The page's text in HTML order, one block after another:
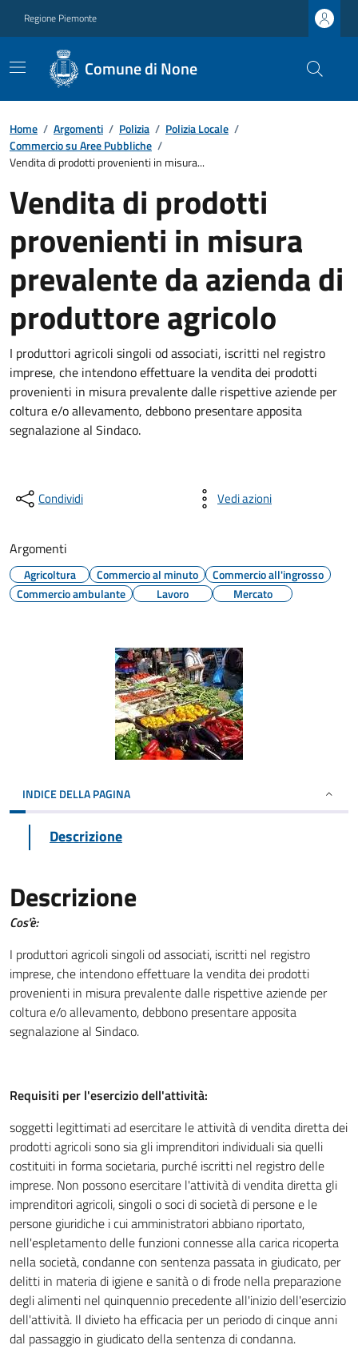
Regione Piemonte
Comune di None
Home / Argomenti / Polizia / Polizia Locale /
Commercio su Aree Pubbliche /
Vendita di prodotti provenienti in misura...
Vendita di prodotti
provenienti in misura
prevalente da azienda di
produttore agricolo
I produttori agricoli singoli od associati, iscritti nel registro
imprese, che intendono effettuare la vendita dei prodotti
provenienti in misura prevalente dalle rispettive aziende per
coltura e/o allevamento, debbono presentare apposita
segnalazione al Sindaco.
Condividi Vedi azioni
Argomenti
Agricoltura Commercio al minuto
Commercio all'ingrosso
Commercio ambulante
Lavoro Mercato
INDICE DELLA PAGINA
Descrizione
Descrizione
Cos'è:
I produttori agricoli singoli od associati, iscritti nel registro
imprese, che intendono effettuare la vendita dei prodotti
provenienti in misura prevalente dalle rispettive aziende per
coltura e/o allevamento, debbono presentare apposita
segnalazione al Sindaco.
Requisiti per l'esercizio dell'attività:
soggetti legittimati ad esercitare le attività di vendita diretta dei
prodotti agricoli sono sia gli imprenditori individuali sia quelli
costituiti in forma societaria, purché iscritti nel registro delle
imprese. Non possono esercitare l'attività di vendita diretta gli
imprenditori agricoli, singoli o soci di società di persone e le
persone giuridiche i cui amministratori abbiano riportato,
nell'espletamento delle funzioni connesse alla carica ricoperta
nella società, condanne con sentenza passata in giudicato, per
delitti in materia di igiene e sanità o di frode nella preparazione
degli alimenti nel quinquennio precedente all'inizio dell'esercizio
dell'attività. Il divieto ha efficacia per un periodo di cinque anni
dal passaggio in giudicato della sentenza di condanna.